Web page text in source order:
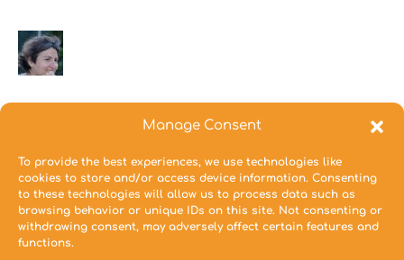
Manage Consent
To provide the best experiences, we use technologies like
cookies to store and/or access device information. Consenting
to these technologies will allow us to process data such as
browsing behavior or unique IDs on this site. Not consenting or
withdrawing consent, may adversely affect certain features and
functions.